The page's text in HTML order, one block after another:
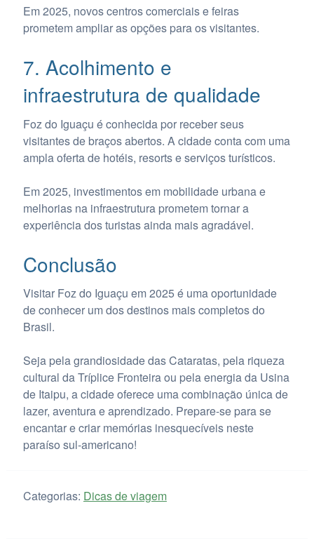
Em 2025, novos centros comerciais e feiras
prometem ampliar as opções para os visitantes.
7. Acolhimento e
infraestrutura de qualidade
Foz do Iguaçu é conhecida por receber seus
visitantes de braços abertos. A cidade conta com uma
ampla oferta de hotéis, resorts e serviços turísticos.
Em 2025, investimentos em mobilidade urbana e
melhorias na infraestrutura prometem tornar a
experiência dos turistas ainda mais agradável.
Conclusão
Visitar Foz do Iguaçu em 2025 é uma oportunidade
de conhecer um dos destinos mais completos do
Brasil.
Seja pela grandiosidade das Cataratas, pela riqueza
cultural da Tríplice Fronteira ou pela energia da Usina
de Itaipu, a cidade oferece uma combinação única de
lazer, aventura e aprendizado. Prepare-se para se
encantar e criar memórias inesquecíveis neste
paraíso sul-americano!
Categorias: Dicas de viagem